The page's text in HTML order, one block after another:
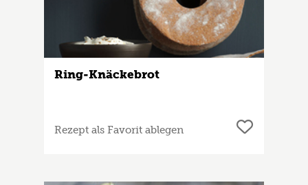
Ring-Knäckebrot
Rezept als Favorit ablegen